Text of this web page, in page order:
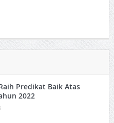
Predikat Baik Atas
2022